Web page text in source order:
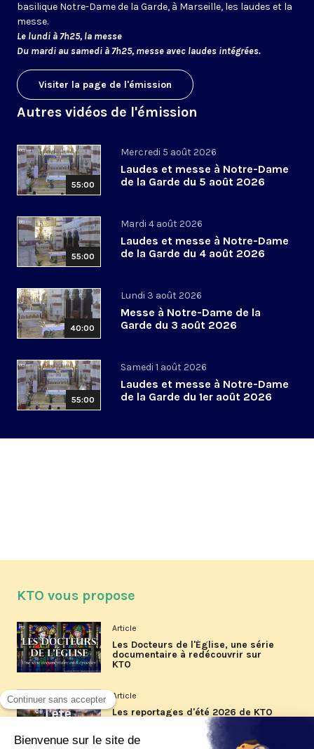
basilique Notre-Dame de la Garde, à Marseille, les laudes et la
messe.
Le lundi à 7h25, la messe
Du mardi au samedi à 7h25, messe avec laudes intégrées.
Visiter la page de l'émission
Autres vidéos de l'émission
55:00
Mercredi 5 août 2026
Laudes et messe à Notre-Dame
de la Garde du 5 août 2026
55:00
Mardi 4 août 2026
Laudes et messe à Notre-Dame
de la Garde du 4 août 2026
40:00
Lundi 3 août 2026
Messe à Notre-Dame de la
Garde du 3 août 2026
55:00
Samedi 1 août 2026
Laudes et messe à Notre-Dame
de la Garde du 1er août 2026
KTO vous propose
Article
Les Docteurs de l'Église, une série
documentaire à redécouvrir sur
KTO
Article
Les reportages d'été 2026 de KTO